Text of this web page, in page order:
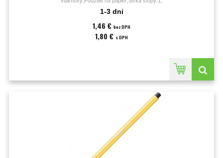
1-3 dni
1,46 € bez DPH
1,80 € s DPH